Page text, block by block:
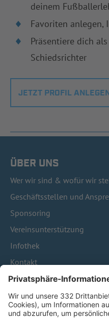
deinem
Favoriten anlegen,
Präsentiere dich
Schiedsrichter
JETZT PROFIL
ÜBER UNS
Wer wir sind & wofür wir
Geschäftsstellen und
Sponsoring
Vereinsunterstützung
Infothek
Kontakt
HÄUFIG BESUCHTE
Pässe und Vereinswechsel